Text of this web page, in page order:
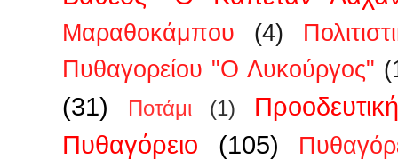
Μαραθοκάμπου (4)
Πυθαγορείου "Ο Λυκούργος"
(31) Ποτάμι (1)
Πυθαγόρειο
(105)